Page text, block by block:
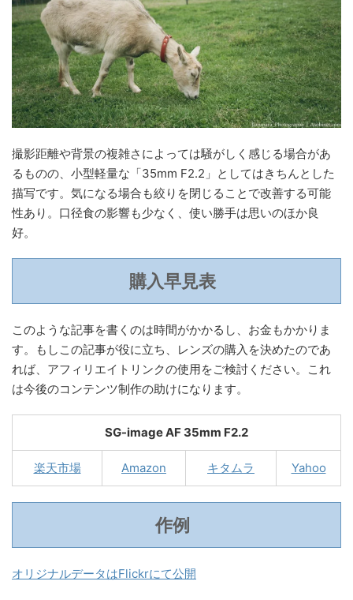
撮影距離や背景の複雑さによっては騒がしく感じる場合があ
るものの、小型軽量な「35mm F2.2」としてはきちんとした
描写です。気になる場合も絞りを閉じることで改善する可能
性あり。口径食の影響も少なく、使い勝手は思いのほか良
好。
購入早見表
このような記事を書くのは時間がかかるし、お金もかかりま
す。もしこの記事が役に立ち、レンズの購入を決めたのであ
れば、アフィリエイトリンクの使用をご検討ください。これ
は今後のコンテンツ制作の助けになります。
SG-image AF 35mm F2.2
楽天市場 Amazon キタムラ Yahoo
作例
オリジナルデータはFlickrにて公開